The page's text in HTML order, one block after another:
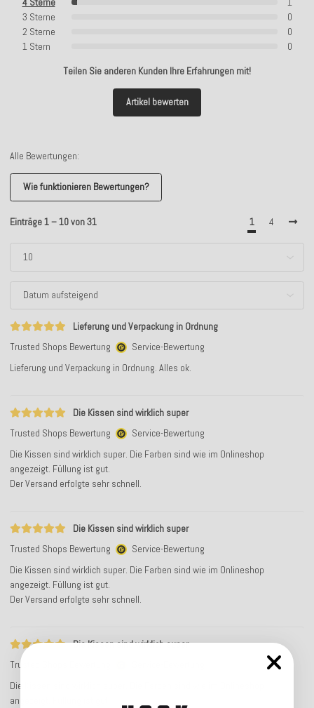
3 Sterne
0
2 Sterne
0
1 Stern
0
Teilen Sie anderen Kunden Ihre Erfahrungen mit!
Artikel bewerten
Alle Bewertungen:
Wie funktionieren Bewertungen?
Einträge 1 – 10 von 31 1 4
Lieferung und Verpackung in Ordnung
Trusted Shops Bewertung
Service-Bewertung
Lieferung und Verpackung in Ordnung. Alles ok.
Die Kissen sind wirklich super
Trusted Shops Bewertung
Service-Bewertung
Die Kissen sind wirklich super. Die Farben sind wie im Onlineshop
angezeigt. Füllung ist gut.
Der Versand erfolgte sehr schnell.
Die Kissen sind wirklich super
Trusted Shops Bewertung
Service-Bewertung
Die Kissen sind wirklich super. Die Farben sind wie im Onlineshop
angezeigt. Füllung ist gut.
Der Versand erfolgte sehr schnell.
Die Kissen sind wirklich super
Trusted Shops Bewertung
Die Kissen sind wirklich super. Die Farben sind wie im Onlineshop
angezeigt. Füllung ist gut.